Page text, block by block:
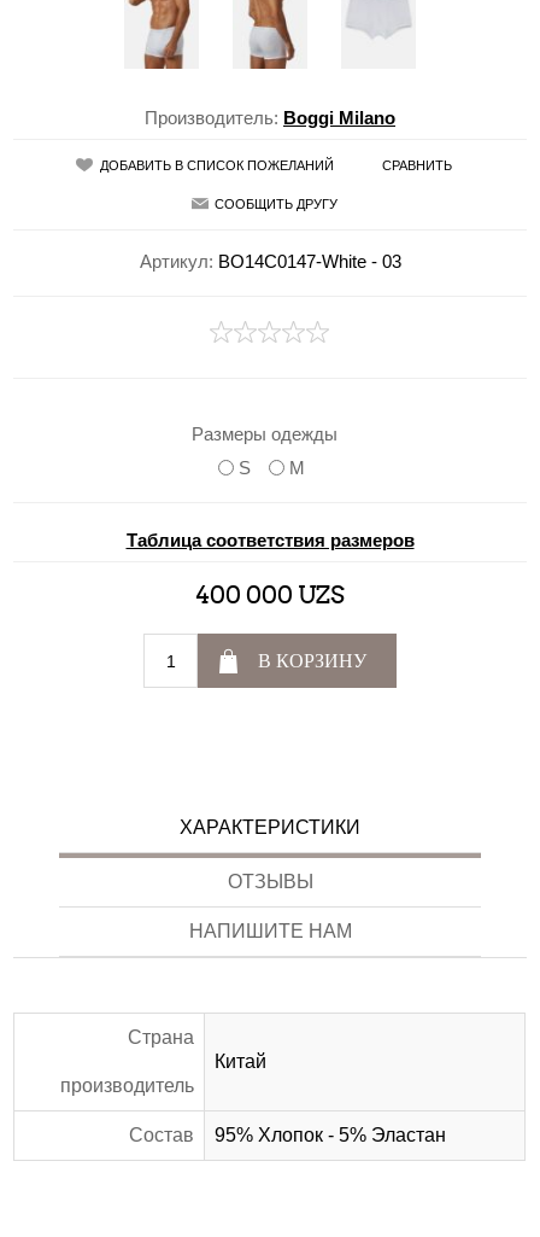
Производитель: Boggi Milano
ДОБАВИТЬ В СПИСОК ПОЖЕЛАНИЙ СРАВНИТЬ
СООБЩИТЬ ДРУГУ
Артикул: BO14C0147-White - 03
Размеры одежды
S
M
Таблица соответствия размеров
400 000 UZS
В КОРЗИНУ
ХАРАКТЕРИСТИКИ
ОТЗЫВЫ
НАПИШИТЕ НАМ
Страна
производитель
Китай
Состав 95% Хлопок - 5% Эластан